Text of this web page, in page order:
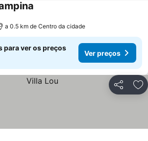
a 0.5 km de Centro da cidade
para ver os preços
Ver preços
Partilhar